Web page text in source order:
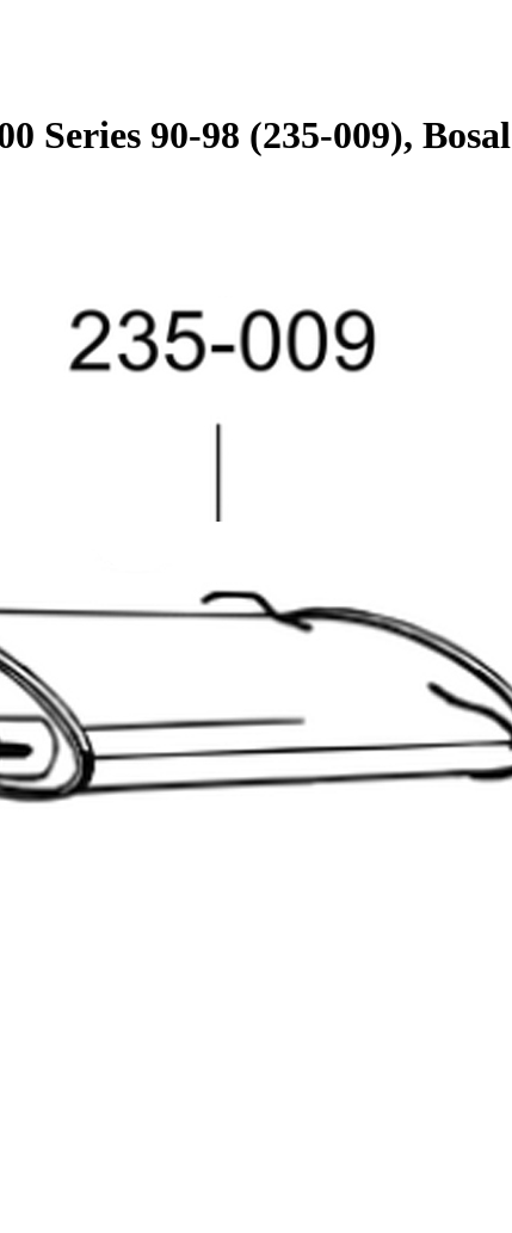
Series 90-98 (235-009), Bosal